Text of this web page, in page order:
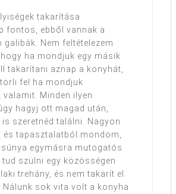
takarítása
fontos, ebből vannak a
galibák. Nem feltételezem
ha mondjuk egy másik
takarítani aznap a konyhát,
fel ha mondjuk
valamit. Minden ilyen
hagyj ott magad után,
is szeretnéd találni. Nagyon
és tapasztalatból mondom,
egymásra mutogatós
tud szülni egy közösségen
trehány, és nem takarít el
Nálunk sok vita volt a konyha